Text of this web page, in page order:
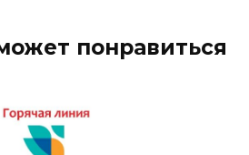
понравиться